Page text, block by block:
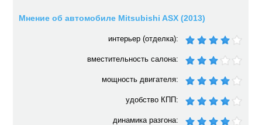
Мнение об автомобиле Mitsubishi ASX (2013)
интерьер (отделка):
вместительность салона:
мощность двигателя:
удобство КПП:
динамика разгона: